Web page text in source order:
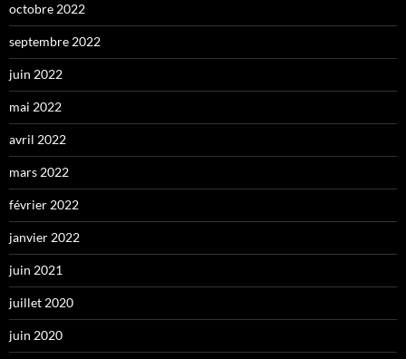
octobre 2022
septembre 2022
juin 2022
mai 2022
avril 2022
mars 2022
février 2022
janvier 2022
juin 2021
juillet 2020
juin 2020